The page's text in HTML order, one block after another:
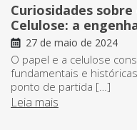
Curiosidades
Celulose: a
27 de maio de 2024
O papel e a celulose
fundamentais e
ponto de partida […]
Leia mais